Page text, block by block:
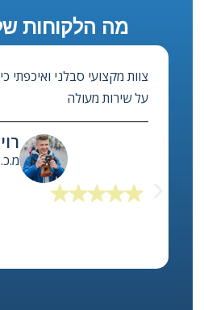
מה הלקוחות
מערכת בילד אפ מסייעת לנו
אחזקת הבניינים המשותפים,
למערכות ולטפל במהירות